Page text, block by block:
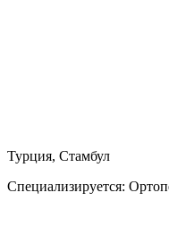
Турция, Стамбул
Специализируется: